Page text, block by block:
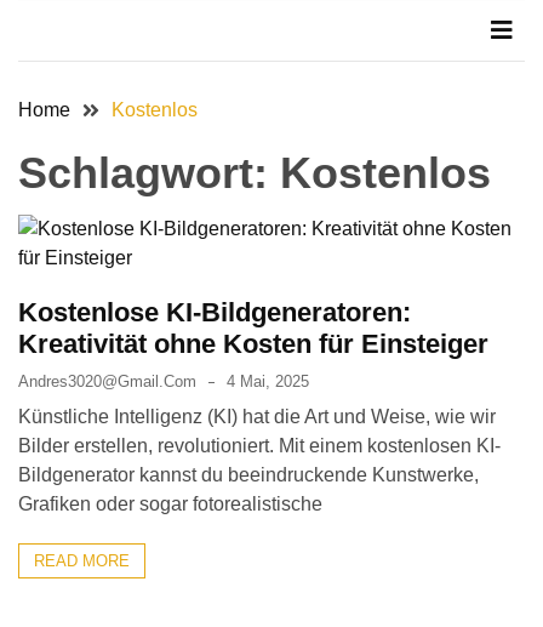
Home Kostenlos
Schlagwort: Kostenlos
Kostenlose KI-Bildgeneratoren:
Kreativität ohne Kosten für Einsteiger
Andres3020@gmail.com 4 Mai, 2025
Künstliche Intelligenz (KI) hat die Art und Weise, wie wir
Bilder erstellen, revolutioniert. Mit einem kostenlosen KI-
Bildgenerator kannst du beeindruckende Kunstwerke,
Grafiken oder sogar fotorealistische
READ MORE